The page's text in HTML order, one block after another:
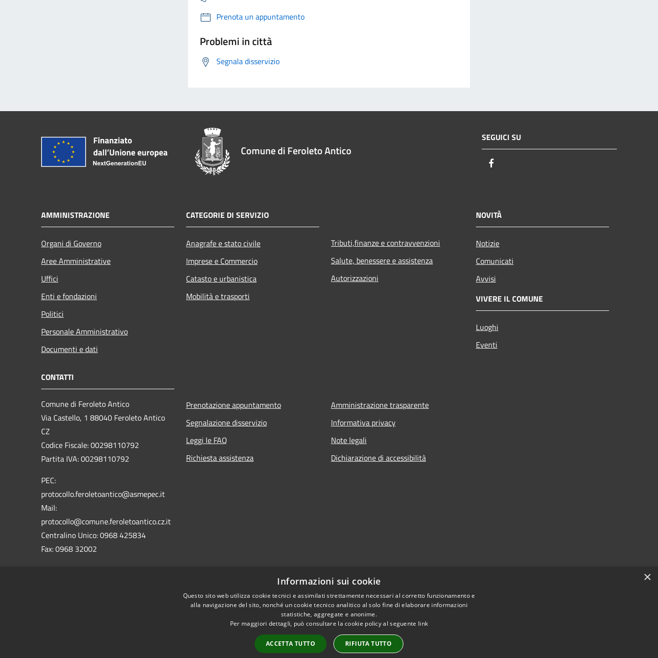
Prenota un appuntamento
Problemi in città
Segnala disservizio
Comune di Feroleto Antico
SEGUICI SU
AMMINISTRAZIONE
Organi di Governo
Aree Amministrative
Uffici
Enti e fondazioni
Politici
Personale Amministrativo
Documenti e dati
CATEGORIE DI SERVIZIO
Anagrafe e stato civile
Imprese e Commercio
Catasto e urbanistica
Mobilità e trasporti
Tributi,finanze e contravvenzioni
Salute, benessere e assistenza
Autorizzazioni
NOVITÀ
Notizie
Comunicati
Avvisi
VIVERE IL COMUNE
Luoghi
Eventi
CONTATTI
Comune di Feroleto Antico
Via Castello, 1 88040 Feroleto Antico
CZ
Codice Fiscale: 00298110792
Partita IVA: 00298110792
PEC:
protocollo.feroletoantico@asmepec.it
Mail:
protocollo@comune.feroletoantico.cz.it
Centralino Unico: 0968 425834
Fax: 0968 32002
Prenotazione appuntamento
Segnalazione disservizio
Leggi le FAQ
Richiesta assistenza
Amministrazione trasparente
Informativa privacy
Note legali
Dichiarazione di accessibilità
Copyright © 2026 • Comune di Feroleto Antico • Powered by
×
Informazioni sui cookie
Questo sito web utilizza cookie tecnici e assimilati strettamente necessari al corretto funzionamento e
alla navigazione del sito, nonché un cookie tecnico analitico al solo fine di elaborare informazioni
statistiche, aggregate e anonime.
Per maggiori dettagli, può consultare la cookie policy al seguente link
ACCETTA TUTTO RIFIUTA TUTTO